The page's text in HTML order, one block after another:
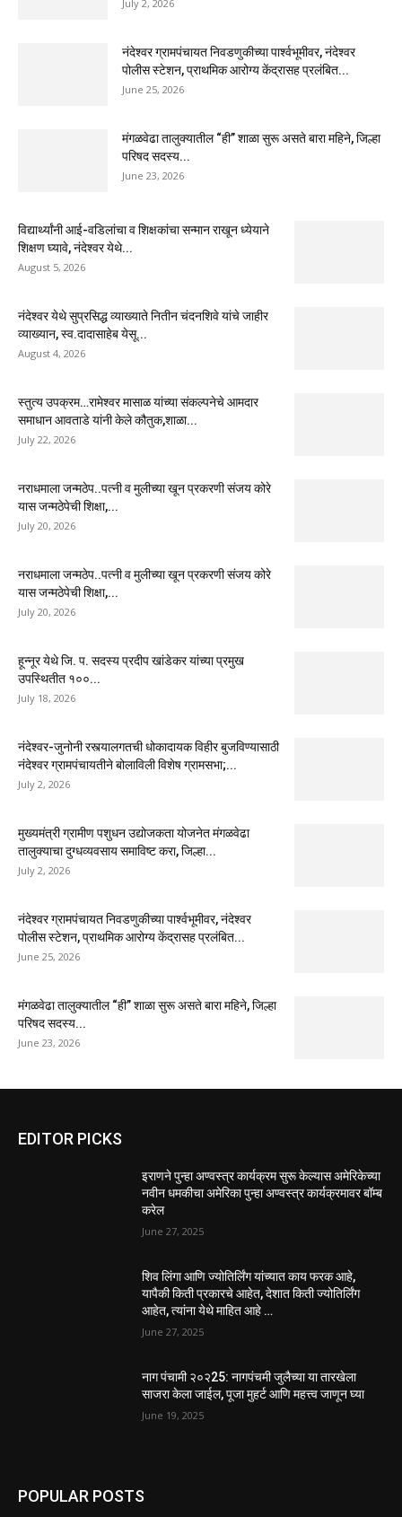
July 2, 2026
नंदेश्वर ग्रामपंचायत निवडणुकीच्या पार्श्वभूमीवर, नंदेश्वर
पोलीस स्टेशन, प्राथमिक आरोग्य केंद्रासह प्रलंबित...
June 25, 2026
मंगळवेढा तालुक्यातील “ही” शाळा सुरू असते बारा महिने, जिल्हा
परिषद सदस्य...
June 23, 2026
विद्यार्थ्यांनी आई-वडिलांचा व शिक्षकांचा सन्मान राखून ध्येयाने
शिक्षण घ्यावे, नंदेश्वर येथे...
August 5, 2026
नंदेश्वर येथे सुप्रसिद्ध व्याख्याते नितीन चंदनशिवे यांचे जाहीर
व्याख्यान, स्व.दादासाहेब येसू...
August 4, 2026
स्तुत्य उपक्रम…रामेश्वर मासाळ यांच्या संकल्पनेचे आमदार
समाधान आवताडे यांनी केले कौतुक,शाळा...
July 22, 2026
नराधमाला जन्मठेप..पत्नी व मुलीच्या खून प्रकरणी संजय कोरे
यास जन्मठेपेची शिक्षा,...
July 20, 2026
नराधमाला जन्मठेप..पत्नी व मुलीच्या खून प्रकरणी संजय कोरे
यास जन्मठेपेची शिक्षा,...
July 20, 2026
हून्नूर येथे जि. प. सदस्य प्रदीप खांडेकर यांच्या प्रमुख
उपस्थितीत १००...
July 18, 2026
नंदेश्वर-जुनोनी रस्त्यालगतची धोकादायक विहीर बुजविण्यासाठी
नंदेश्वर ग्रामपंचायतीने बोलाविली विशेष ग्रामसभा;...
July 2, 2026
मुख्यमंत्री ग्रामीण पशुधन उद्योजकता योजनेत मंगळवेढा
तालुक्याचा दुग्धव्यवसाय समाविष्ट करा, जिल्हा...
July 2, 2026
नंदेश्वर ग्रामपंचायत निवडणुकीच्या पार्श्वभूमीवर, नंदेश्वर
पोलीस स्टेशन, प्राथमिक आरोग्य केंद्रासह प्रलंबित...
June 25, 2026
मंगळवेढा तालुक्यातील “ही” शाळा सुरू असते बारा महिने, जिल्हा
परिषद सदस्य...
June 23, 2026
EDITOR PICKS
इराणने पुन्हा अण्वस्त्र कार्यक्रम सुरू केल्यास अमेरिकेच्या
नवीन धमकीचा अमेरिका पुन्हा अण्वस्त्र कार्यक्रमावर बॉम्ब
करेल
June 27, 2025
शिव लिंगा आणि ज्योतिर्लिंग यांच्यात काय फरक आहे,
यापैकी किती प्रकारचे आहेत, देशात किती ज्योतिर्लिंग
आहेत, त्यांना येथे माहित आहे …
June 27, 2025
नाग पंचामी २०२25: नागपंचमी जुलैच्या या तारखेला
साजरा केला जाईल, पूजा मुहर्ट आणि महत्त्व जाणून घ्या
June 19, 2025
POPULAR POSTS